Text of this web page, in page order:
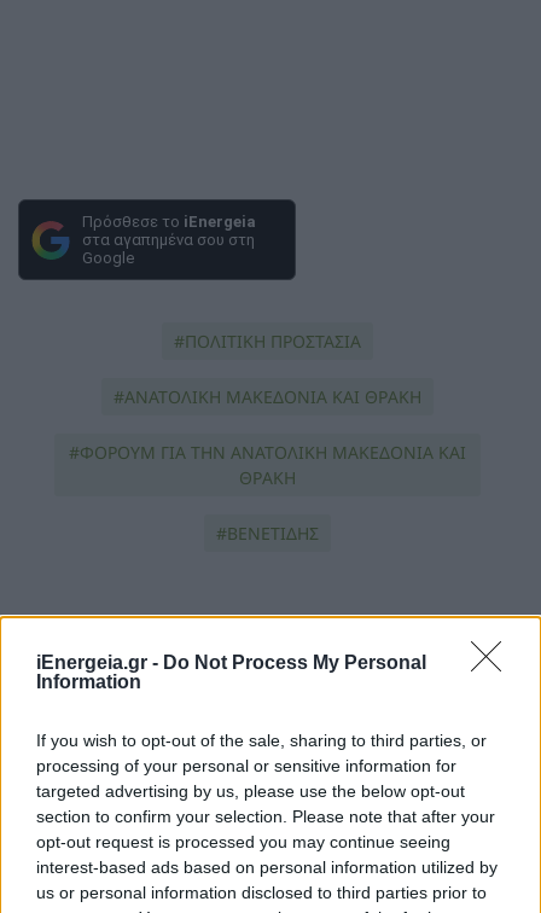
iEnergeia.gr - Do Not Process My Personal
Information
If you wish to opt-out of the sale, sharing to third parties, or
processing of your personal or sensitive information for
targeted advertising by us, please use the below opt-out
section to confirm your selection. Please note that after your
opt-out request is processed you may continue seeing
interest-based ads based on personal information utilized by
us or personal information disclosed to third parties prior to
Πρόσθεσε το iEnergeia
στα αγαπημένα σου στη
Google
ΠΟΛΙΤΙΚΗ ΠΡΟΣΤΑΣΙΑ
ΑΝΑΤΟΛΙΚΗ ΜΑΚΕΔΟΝΙΑ ΚΑΙ ΘΡΑΚΗ
ΦΟΡΟΥΜ ΓΙΑ ΤΗΝ ΑΝΑΤΟΛΙΚΗ ΜΑΚΕΔΟΝΙΑ ΚΑΙ
ΘΡΑΚΗ
ΒΕΝΕΤΙΔΗΣ
ΠΕΡΙΣΣΟΤΕΡΑ ΣΤΗΝ ΙΔΙΑ
ΚΑΤΗΓΟΡΙΑ
Οι περαιτέρω προοπτικές
επενδυτικής συνεργασίας στο